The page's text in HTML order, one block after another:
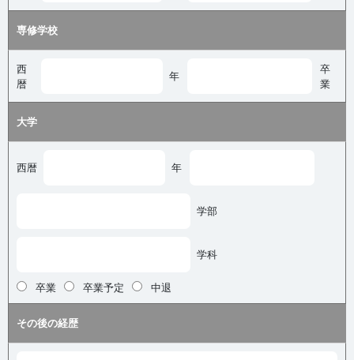
専修学校
西
暦
年
卒
業
大学
西暦 年
学部
学科
卒業 卒業予定 中退
その後の経歴